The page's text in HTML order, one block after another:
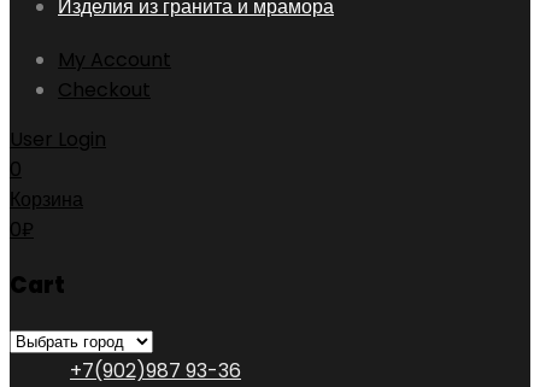
Изделия из гранита и мрамора
My Account
Checkout
User Login
0
Корзина
0₽
Cart
+7(902)987 93-36